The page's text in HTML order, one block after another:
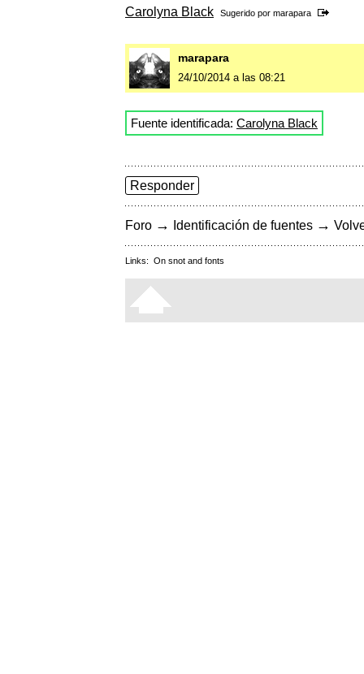
Carolyna Black Sugerido por marapara
marapara
24/10/2014 a las 08:21
Fuente identificada: Carolyna Black
Responder
Foro → Identificación de fuentes →
Links: On snot and fonts